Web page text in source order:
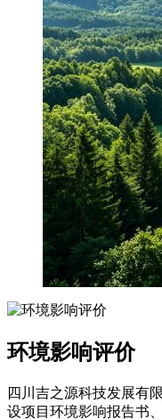
环境影响评价
四川吉之源科技发展有
设项目环境影响报告书